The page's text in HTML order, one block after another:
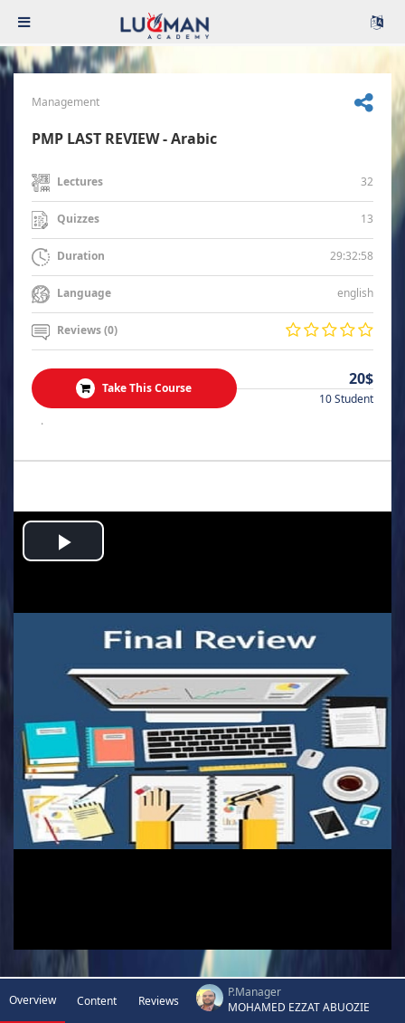
Management
PMP LAST REVIEW - Arabic
Lectures 32
Quizzes 13
Duration 29:32:58
Language english
Reviews (0)
Take This Course 20$
10 Student
.
Play
Overview Content Reviews
P.Manager
MOHAMED EZZAT ABUOZIE